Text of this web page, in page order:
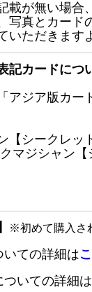
載が無い場合
写真とカー
いただきます
記カードにつ
アジア版カー
【シークレッ
ジシャン【
※初めて購入さ
ての詳細は
いての詳細は